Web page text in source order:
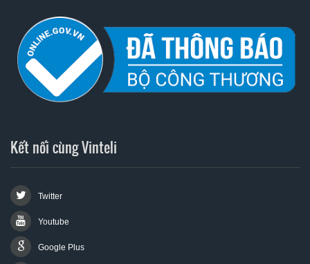
Kết nối cùng Vinteli
Twitter
Youtube
Google Plus